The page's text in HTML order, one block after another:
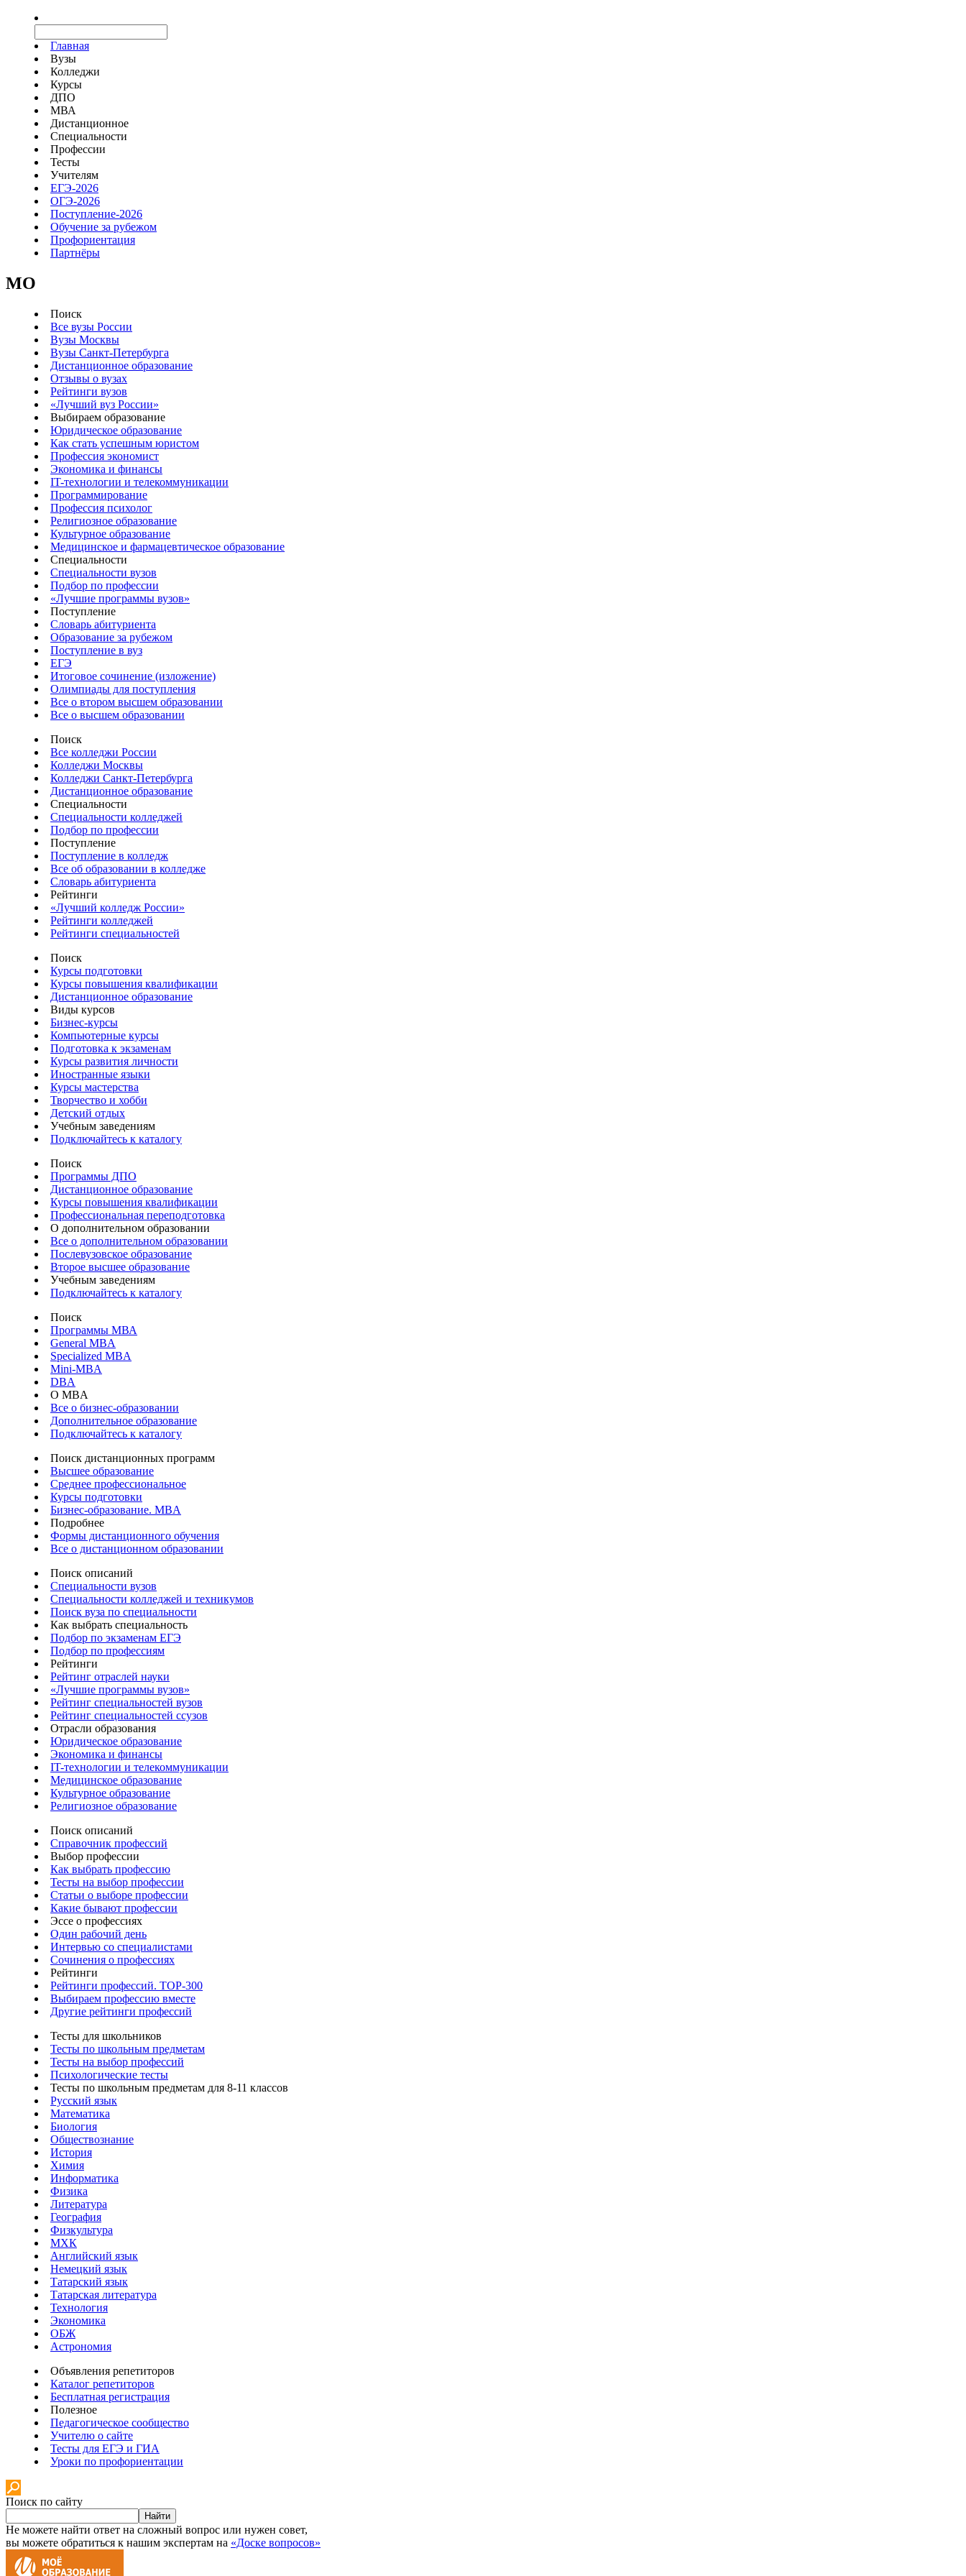
Главная
Вузы
Колледжи
Курсы
ДПО
МВА
Дистанционное
Специальности
Профессии
Тесты
Учителям
ЕГЭ-2026
ОГЭ-2026
Поступление-2026
Обучение за рубежом
Профориентация
Партнёры
MO
Поиск
Все вузы России
Вузы Москвы
Вузы Санкт-Петербурга
Дистанционное образование
Отзывы о вузах
Рейтинги вузов
«Лучший вуз России»
Выбираем образование
Юридическое образование
Как стать успешным юристом
Профессия экономист
Экономика и финансы
IT-технологии и телекоммуникации
Программирование
Профессия психолог
Религиозное образование
Культурное образование
Медицинское и фармацевтическое образование
Специальности
Специальности вузов
Подбор по профессии
«Лучшие программы вузов»
Поступление
Словарь абитуриента
Образование за рубежом
Поступление в вуз
ЕГЭ
Итоговое сочинение (изложение)
Олимпиады для поступления
Все о втором высшем образовании
Все о высшем образовании
Поиск
Все колледжи России
Колледжи Москвы
Колледжи Санкт-Петербурга
Дистанционное образование
Специальности
Специальности колледжей
Подбор по профессии
Поступление
Поступление в колледж
Все об образовании в колледже
Словарь абитуриента
Рейтинги
«Лучший колледж России»
Рейтинги колледжей
Рейтинги специальностей
Поиск
Курсы подготовки
Курсы повышения квалификации
Дистанционное образование
Виды курсов
Бизнес-курсы
Компьютерные курсы
Подготовка к экзаменам
Курсы развития личности
Иностранные языки
Курсы мастерства
Творчество и хобби
Детский отдых
Учебным заведениям
Подключайтесь к каталогу
Поиск
Программы ДПО
Дистанционное образование
Курсы повышения квалификации
Профессиональная переподготовка
О дополнительном образовании
Все о дополнительном образовании
Послевузовское образование
Второе высшее образование
Учебным заведениям
Подключайтесь к каталогу
Поиск
Программы МВА
General MBA
Specialized MBA
Mini-MBA
DBA
О MBA
Все о бизнес-образовании
Дополнительное образование
Подключайтесь к каталогу
Поиск дистанционных программ
Высшее образование
Среднее профессиональное
Курсы подготовки
Бизнес-образование. MBA
Подробнее
Формы дистанционного обучения
Все о дистанционном образовании
Поиск описаний
Специальности вузов
Специальности колледжей и техникумов
Поиск вуза по специальности
Как выбрать специальность
Подбор по экзаменам ЕГЭ
Подбор по профессиям
Рейтинги
Рейтинг отраслей науки
«Лучшие программы вузов»
Рейтинг специальностей вузов
Рейтинг специальностей ссузов
Отрасли образования
Юридическое образование
Экономика и финансы
IT-технологии и телекоммуникации
Медицинское образование
Культурное образование
Религиозное образование
Поиск описаний
Справочник профессий
Выбор профессии
Как выбрать профессию
Тесты на выбор профессии
Статьи о выборе профессии
Какие бывают профессии
Эссе о профессиях
Один рабочий день
Интервью со специалистами
Сочинения о профессиях
Рейтинги
Рейтинги профессий. TOP-300
Выбираем профессию вместе
Другие рейтинги профессий
Тесты для школьников
Тесты по школьным предметам
Тесты на выбор профессий
Психологические тесты
Тесты по школьным предметам для 8-11 классов
Русский язык
Математика
Биология
Обществознание
История
Химия
Информатика
Физика
Литература
География
Физкультура
МХК
Английский язык
Немецкий язык
Татарский язык
Татарская литература
Технология
Экономика
ОБЖ
Астрономия
Объявления репетиторов
Каталог репетиторов
Бесплатная регистрация
Полезное
Педагогическое сообщество
Учителю о сайте
Тесты для ЕГЭ и ГИА
Уроки по профориентации
Поиск по сайту
Найти
Не можете найти ответ на сложный вопрос или нужен совет,
вы можете обратиться к нашим экспертам на «Доске вопросов»